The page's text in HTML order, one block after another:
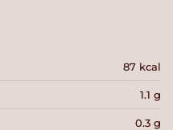
87 kcal
1.1 g
0.3 g